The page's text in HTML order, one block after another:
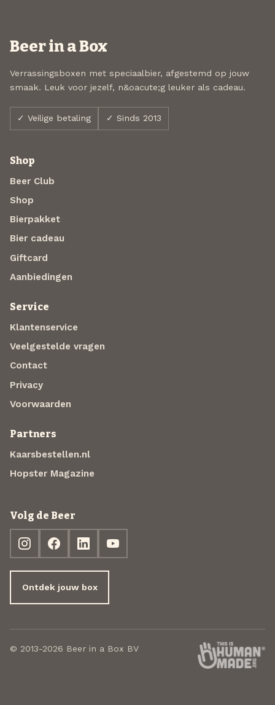
Beer in a Box
Verrassingsboxen met speciaalbier, afgestemd op jouw
smaak. Leuk voor jezelf, n&oacute;g leuker als cadeau.
✓ Veilige betaling ✓ Sinds 2013
Shop
Beer Club
Shop
Bierpakket
Bier cadeau
Giftcard
Aanbiedingen
Service
Klantenservice
Veelgestelde vragen
Contact
Privacy
Voorwaarden
Partners
Kaarsbestellen.nl
Hopster Magazine
Volg de Beer
Ontdek jouw box
© 2013-2026 Beer in a Box BV